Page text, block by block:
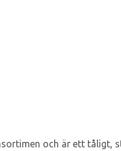
och är ett tåligt,